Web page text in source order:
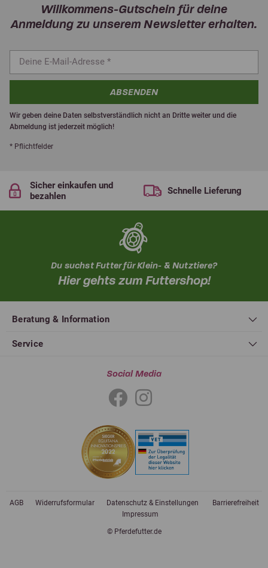
Willkommens-Gutschein für deine
Anmeldung zu unserem Newsletter erhalten.
ABSENDEN
Wir geben deine Daten selbstverständlich nicht an Dritte weiter und die
Abmeldung ist jederzeit möglich!
* Pflichtfelder
Sicher einkaufen und
bezahlen
Schnelle Lieferung
Du suchst Futter für Klein- & Nutztiere?
Hier gehts zum Futtershop!
Beratung & Information
Service
Social Media
© Pferdefutter.de
AGB Widerrufsformular Datenschutz & Einstellungen
Barrierefreiheit
Impressum